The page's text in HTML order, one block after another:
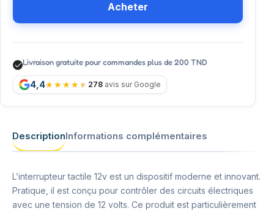
Acheter
Livraison gratuite pour commandes plus de 200 TND
4,4 278 avis sur Google
DescriptionInformations complémentaires
L’interrupteur tactile 12v est un dispositif moderne et innovant.
Pratique, il est conçu pour contrôler des circuits électriques
avec une tension de 12 volts. Ce produit est particulièrement